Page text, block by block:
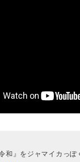
和』をジャマイカっぽ